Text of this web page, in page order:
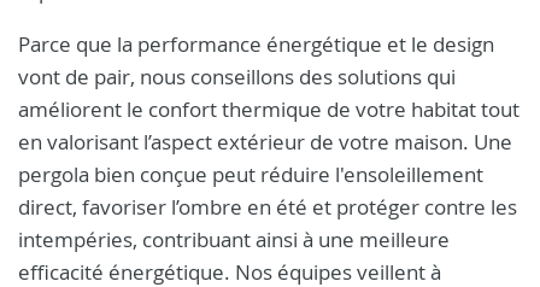
Parce que la performance énergétique et le design
vont de pair, nous conseillons des solutions qui
améliorent le confort thermique de votre habitat tout
en valorisant l’aspect extérieur de votre maison. Une
pergola bien conçue peut réduire l'ensoleillement
direct, favoriser l’ombre en été et protéger contre les
intempéries, contribuant ainsi à une meilleure
efficacité énergétique. Nos équipes veillent à